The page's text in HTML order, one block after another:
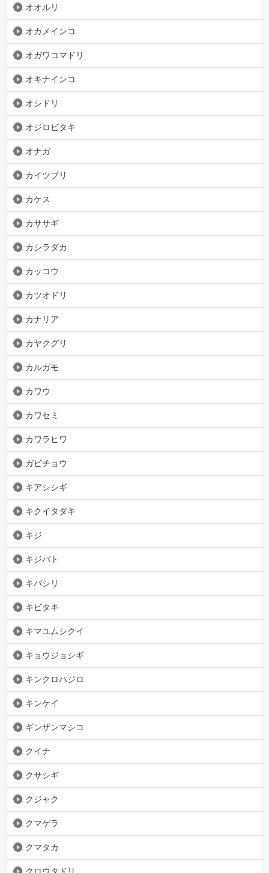
オオルリ
オカメインコ
オガワコマドリ
オキナインコ
オシドリ
オジロビタキ
オナガ
カイツブリ
カケス
カササギ
カシラダカ
カッコウ
カツオドリ
カナリア
カヤクグリ
カルガモ
カワウ
カワセミ
カワラヒワ
ガビチョウ
キアシシギ
キクイタダキ
キジ
キジバト
キバシリ
キビタキ
キマユムシクイ
キョウジョシギ
キンクロハジロ
キンケイ
ギンザンマシコ
クイナ
クサシギ
クジャク
クマゲラ
クマタカ